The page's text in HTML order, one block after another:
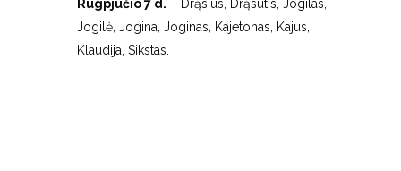
Rugpjūčio 7 d. – Drąsius, Drąsutis, Jogilas,
Jogilė, Jogina, Joginas, Kajetonas, Kajus,
Klaudija, Sikstas.